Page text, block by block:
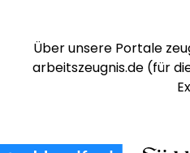
Über unsere Portale
arbeitszeugnis.de (für